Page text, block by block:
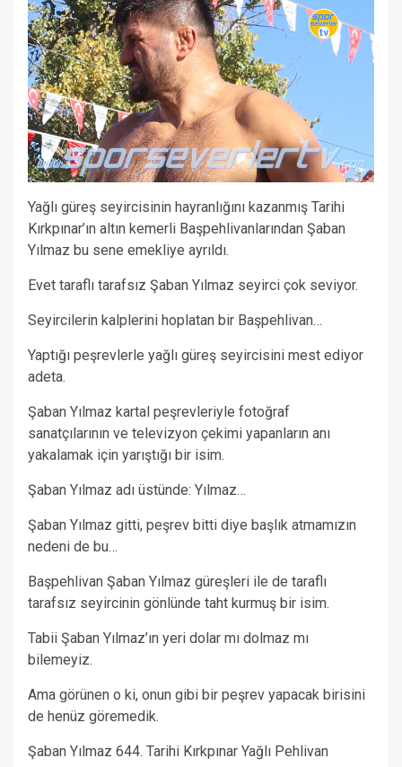
Yağlı güreş seyircisinin hayranlığını kazanmış Tarihi
Kırkpınar’ın altın kemerli Başpehlivanlarından Şaban
Yılmaz bu sene emekliye ayrıldı.
Evet taraflı tarafsız Şaban Yılmaz seyirci çok seviyor.
Seyircilerin kalplerini hoplatan bir Başpehlivan…
Yaptığı peşrevlerle yağlı güreş seyircisini mest ediyor
adeta.
Şaban Yılmaz kartal peşrevleriyle fotoğraf
sanatçılarının ve televizyon çekimi yapanların anı
yakalamak için yarıştığı bir isim.
Şaban Yılmaz adı üstünde: Yılmaz…
Şaban Yılmaz gitti, peşrev bitti diye başlık atmamızın
nedeni de bu…
Başpehlivan Şaban Yılmaz güreşleri ile de taraflı
tarafsız seyircinin gönlünde taht kurmuş bir isim.
Tabii Şaban Yılmaz’ın yeri dolar mı dolmaz mı
bilemeyiz.
Ama görünen o ki, onun gibi bir peşrev yapacak birisini
de henüz göremedik.
Şaban Yılmaz 644. Tarihi Kırkpınar Yağlı Pehlivan